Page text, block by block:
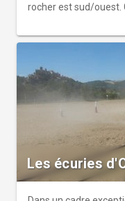
rocher est sud/ouest.
Les écuries